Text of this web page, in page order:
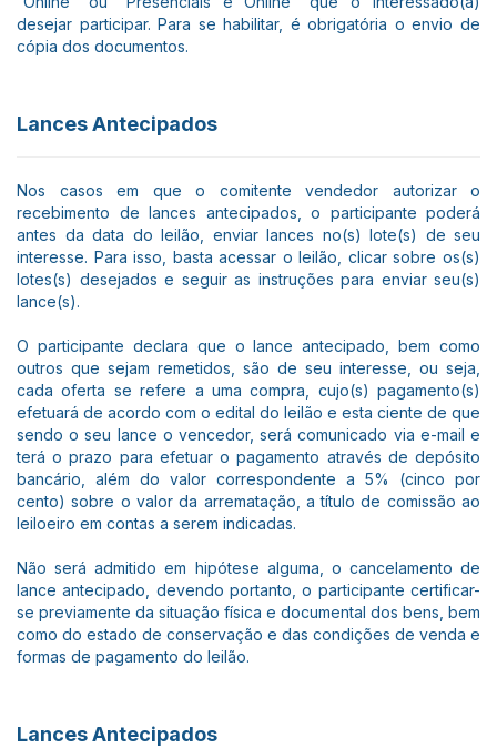
desejar participar. Para se habilitar, é obrigatória o envio de
cópia dos documentos.
Lances Antecipados
Nos casos em que o comitente vendedor autorizar o
recebimento de lances antecipados, o participante poderá
antes da data do leilão, enviar lances no(s) lote(s) de seu
interesse. Para isso, basta acessar o leilão, clicar sobre os(s)
lotes(s) desejados e seguir as instruções para enviar seu(s)
lance(s).
O participante declara que o lance antecipado, bem como
outros que sejam remetidos, são de seu interesse, ou seja,
cada oferta se refere a uma compra, cujo(s) pagamento(s)
efetuará de acordo com o edital do leilão e esta ciente de que
sendo o seu lance o vencedor, será comunicado via e-mail e
terá o prazo para efetuar o pagamento através de depósito
bancário, além do valor correspondente a 5% (cinco por
cento) sobre o valor da arrematação, a título de comissão ao
leiloeiro em contas a serem indicadas.
Não será admitido em hipótese alguma, o cancelamento de
lance antecipado, devendo portanto, o participante certificar-
se previamente da situação física e documental dos bens, bem
como do estado de conservação e das condições de venda e
formas de pagamento do leilão.
Lances Antecipados